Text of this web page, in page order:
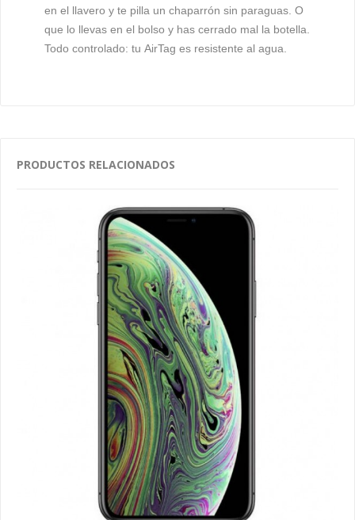
en el llavero y te pilla un chaparrón sin paraguas. O
que lo llevas en el bolso y has cerrado mal la botella.
Todo controlado: tu AirTag es resistente al agua.
PRODUCTOS RELACIONADOS